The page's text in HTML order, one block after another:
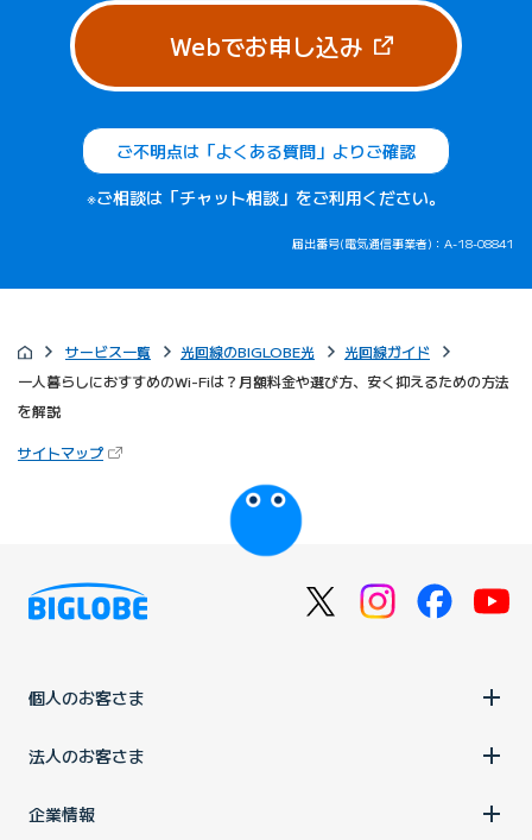
Webでお申し込み（新しいタブ
ご不明点は「よくある質問」よりご確認
※ご相談は「チャット相談」をご利用ください。
届出番号(電気通信事業者)：A-18-08841
サービス一覧 光回線のBIGLOBE光
光回線ガイド
一人暮らしにおすすめのWi-Fiは？月額料金や選び方、安く抑えるための方法
を解説
サイトマップ（新しいタブで開きます）
びっぷるのページ
個人のお客さま
法人のお客さま
企業情報